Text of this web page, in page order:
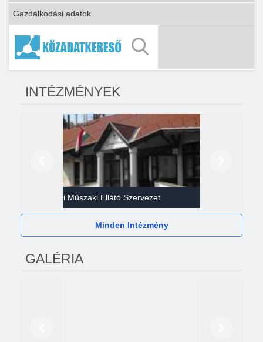
Gazdálkodási adatok
INTÉZMÉNYEK
Gazdasági Műszaki Ellátó Szervezet
Minden Intézmény
GALÉRIA